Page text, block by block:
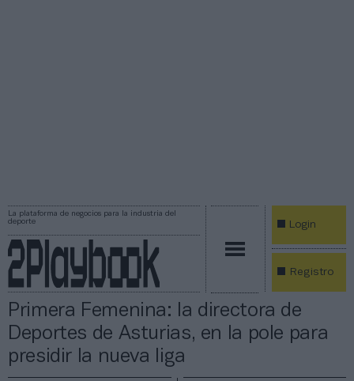
La plataforma de negocios para la industria del
deporte
Login
Registro
Primera Femenina: la directora de
Deportes de Asturias, en la pole para
presidir la nueva liga